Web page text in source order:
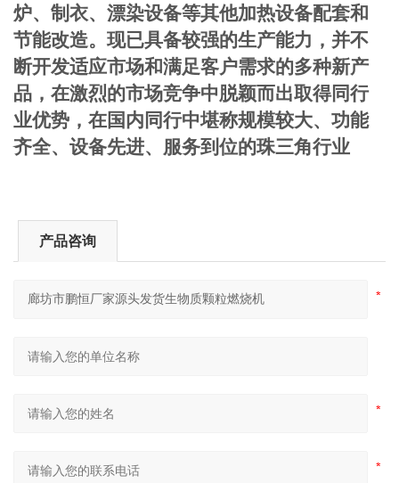
炉、制衣、漂染设备等其他加热设备配套和
节能改造。现已具备较强的生产能力，并不
断开发适应市场和满足客户需求的多种新产
品，在激烈的市场竞争中脱颖而出取得同行
业优势，在国内同行中堪称规模较大、功能
齐全、设备先进、服务到位的珠三角行业
产品咨询